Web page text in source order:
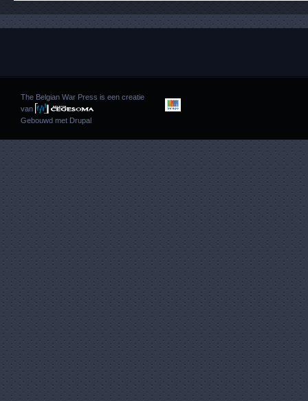
The Belgian War Press is een creatie
van
Gebouwd met Drupal